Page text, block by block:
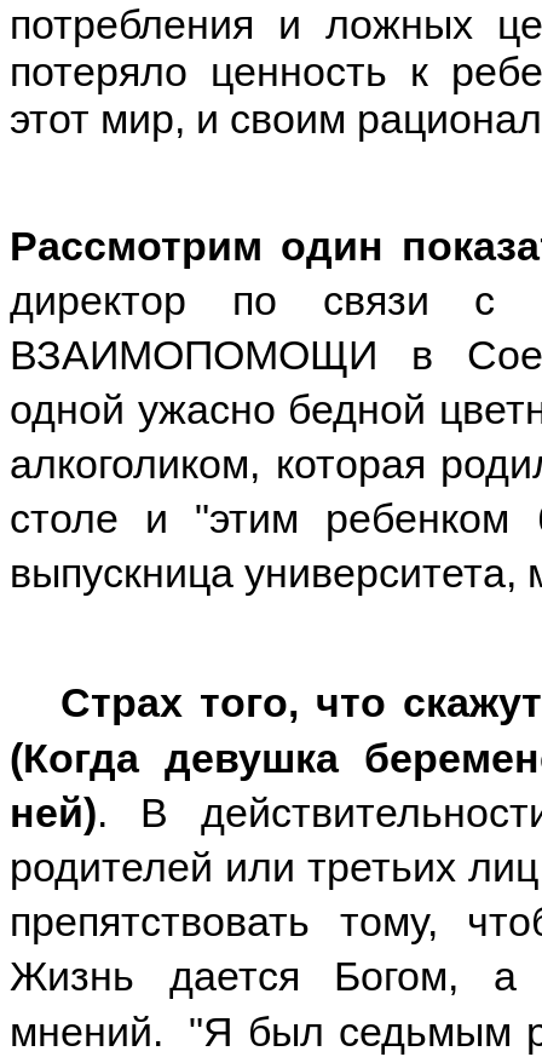
потребления и ложных
потеряло ценность к
этот мир, и своим
Рассмотрим один
директор по связи с
ВЗАИМОПОМОЩИ в
одной ужасно бедной
алкоголиком, которая
столе и "этим
выпускница университета,
Страх того, что
(Когда девушка
ней). В
родителей или третьих
препятствовать тому,
Жизнь дается Богом, а
мнений. "Я был седьмым